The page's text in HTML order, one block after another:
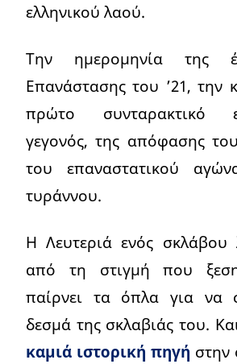
ελληνικού λαού.
Την ημερομηνία της
Επανάστασης του ’21, την
πρώτο συνταρακτικό
γεγονός, της απόφασης
του επαναστατικού
τυράννου.
Η Λευτεριά ενός σκλάβου
από τη στιγμή που
παίρνει τα όπλα για να
δεσμά της σκλαβιάς του.
καμιά ιστορική πηγή στην